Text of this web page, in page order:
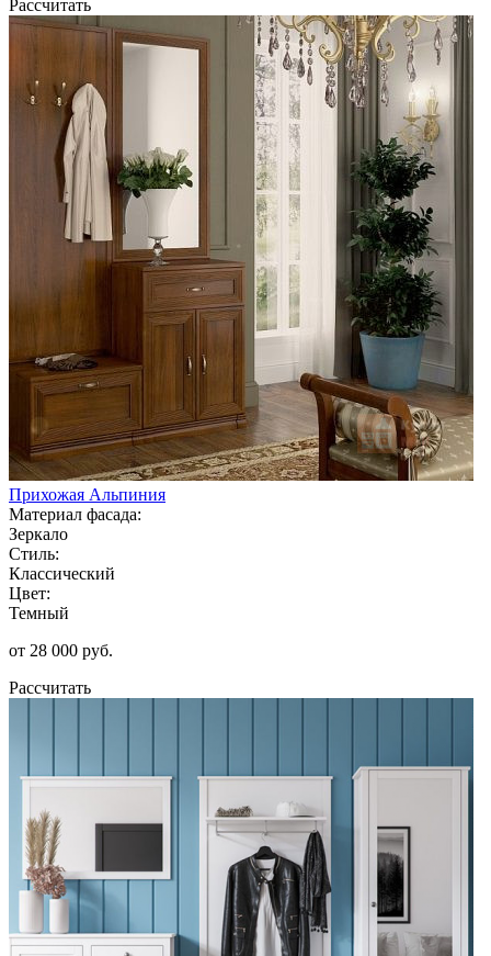
Рассчитать
Прихожая Альпиния
Материал фасада:
Зеркало
Стиль:
Классический
Цвет:
Темный
от 28 000 руб.
Рассчитать